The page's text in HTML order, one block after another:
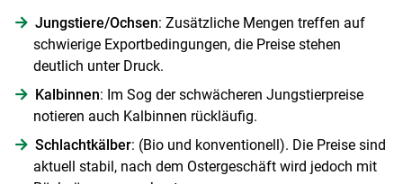
Jungstiere/Ochsen: Zusätzliche Mengen treffen auf
schwierige Exportbedingungen, die Preise stehen
deutlich unter Druck.
Kalbinnen: Im Sog der schwächeren Jungstierpreise
notieren auch Kalbinnen rückläufig.
Schlachtkälber: (Bio und konventionell). Die Preise sind
aktuell stabil, nach dem Ostergeschäft wird jedoch mit